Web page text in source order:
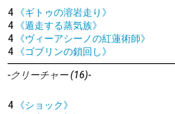
4
《ギトゥの溶岩走り》
4
《遁走する蒸気族》
4
《ヴィーアシーノの紅蓮術師》
4
《ゴブリンの鎖回し》
-クリーチャー (16)-
4
《ショック》